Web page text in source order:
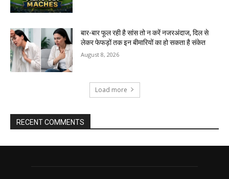
बार-बार फूल रही है सांस तो न करें नजरअंदाज, दिल से
लेकर फेफड़ों तक इन बीमारियों का हो सकता है संकेत
August 8, 2026
Load more
RECENT COMMENTS